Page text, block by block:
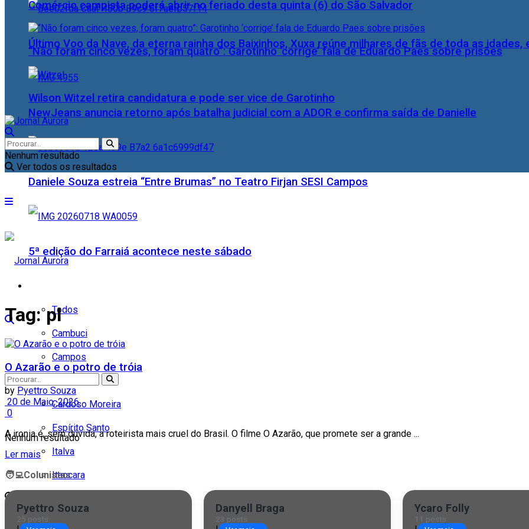
Último Voo da Nave, da eterna rainha dos Baixinhos, Xuxa reúne milhares de fãs de toda as idades,
NewJeans anuncia retorno após batalha judicial com a ADOR e confirma saída de Danielle
Daniele Souza estreia “Entre Brumas” no Teatro Firjan SESI Campos
5ª edição do Farraiá acontece neste sábado
Todos
Cambuci
Campos
Cardoso Moreira
Espírito Santo
Italva
Itaocara
Macaé
Comércio campista poderá abrir no feriado desta quinta (6) do São Salvador
“Não foram cinco vezes, foram quatro”: Garotinho ‘corrige’ fala de Eduardo Paes sobre prisões
Wilson Witzel retira candidatura e pode ser vice de Garotinho
Nenhum resultado
Ver todos os resultados
Nenhum resultado
Tag:pl
O Azarão e o potro de tróia
by Pyettro Souza
20 de Maio, 2026
0
A ironia é, sem dúvida, a roteirista mais cruel do Brasil. O filme O Azarão, que promete ser a grande ...
Ler mais
🧑‍💻Colunistas
Pyettro Souza
25 posts
Danyell Braga
23 posts
Ycaro Folly
11 posts